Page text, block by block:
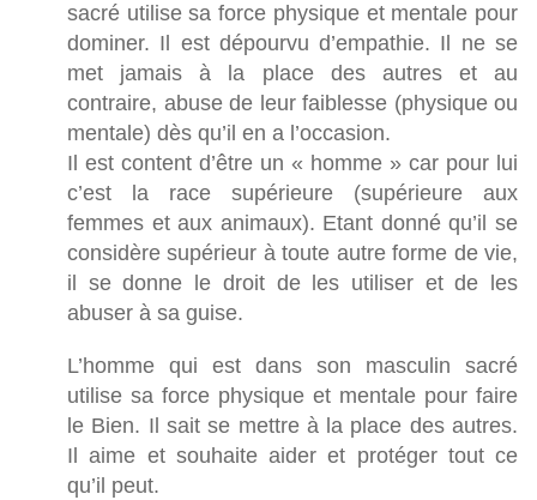
sacré utilise sa force physique et mentale pour
dominer. Il est dépourvu d’empathie. Il ne se
met jamais à la place des autres et au
contraire, abuse de leur faiblesse (physique ou
mentale) dès qu’il en a l’occasion.
Il est content d’être un « homme » car pour lui
c’est la race supérieure (supérieure aux
femmes et aux animaux). Etant donné qu’il se
considère supérieur à toute autre forme de vie,
il se donne le droit de les utiliser et de les
abuser à sa guise.
L’homme qui est dans son masculin sacré
utilise sa force physique et mentale pour faire
le Bien. Il sait se mettre à la place des autres.
Il aime et souhaite aider et protéger tout ce
qu’il peut.